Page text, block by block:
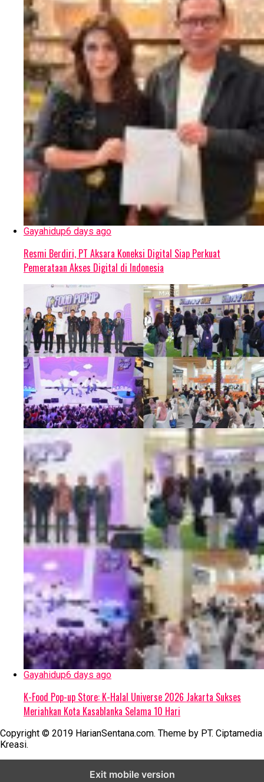
Gayahidup6 days ago
Resmi Berdiri, PT Aksara Koneksi Digital Siap Perkuat
Pemerataan Akses Digital di Indonesia
Gayahidup6 days ago
K-Food Pop-up Store: K-Halal Universe 2026 Jakarta Sukses
Meriahkan Kota Kasablanka Selama 10 Hari
Copyright © 2019 HarianSentana.com. Theme by PT. Ciptamedia
Kreasi.
Exit mobile version